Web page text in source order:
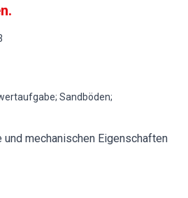
Sandböden;
mechanischen Eigenschaften